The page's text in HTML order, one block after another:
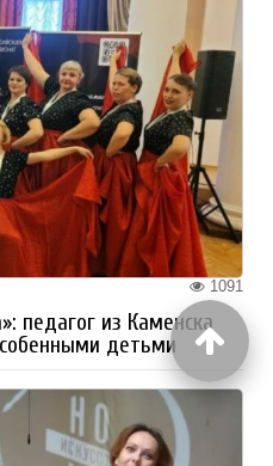
1091
педагог из Каменска
детьми